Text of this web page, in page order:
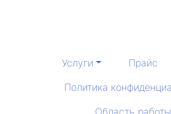
Услуги Прайс
Политика
Область работы